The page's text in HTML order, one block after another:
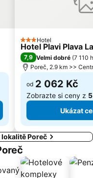
Materada
3 Počet hvězdiček
Hotel
Hotel Plavi Plava
7,9 Velmi dobré (7 110
Poreč, 2.9 km >>
od 2 062 Kč
Zobrazte si ceny z
Ukázat
Poreč